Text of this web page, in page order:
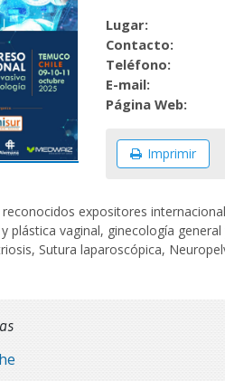
Lugar:
Contacto:
Teléfono:
E-mail:
Página Web:
Imprimir
expositores
plástica vaginal, ginecología
Sutura laparoscópica,